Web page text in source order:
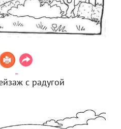
с радугой